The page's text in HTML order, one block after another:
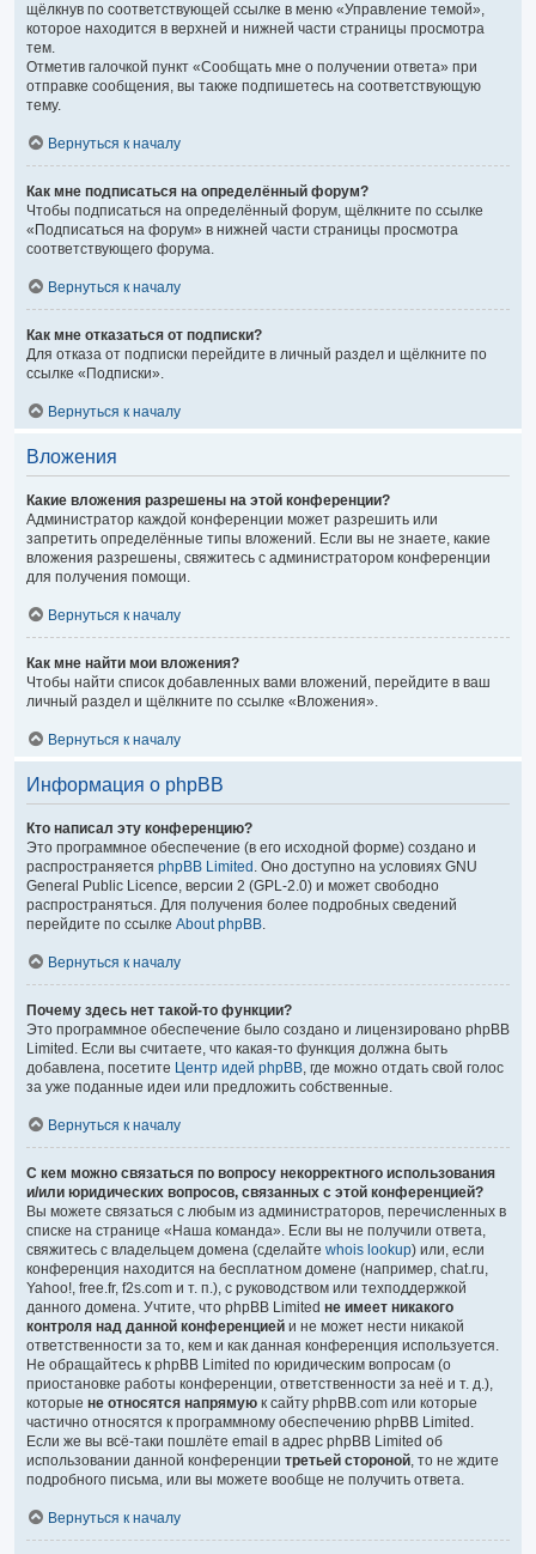
щёлкнув по соответствующей ссылке в меню «Управление темой»,
которое находится в верхней и нижней части страницы просмотра
тем.
Отметив галочкой пункт «Сообщать мне о получении ответа» при
отправке сообщения, вы также подпишетесь на соответствующую
тему.
Вернуться к началу
Как мне подписаться на определённый форум?
Чтобы подписаться на определённый форум, щёлкните по ссылке
«Подписаться на форум» в нижней части страницы просмотра
соответствующего форума.
Вернуться к началу
Как мне отказаться от подписки?
Для отказа от подписки перейдите в личный раздел и щёлкните по
ссылке «Подписки».
Вернуться к началу
Вложения
Какие вложения разрешены на этой конференции?
Администратор каждой конференции может разрешить или
запретить определённые типы вложений. Если вы не знаете, какие
вложения разрешены, свяжитесь с администратором конференции
для получения помощи.
Вернуться к началу
Как мне найти мои вложения?
Чтобы найти список добавленных вами вложений, перейдите в ваш
личный раздел и щёлкните по ссылке «Вложения».
Вернуться к началу
Информация о phpBB
Кто написал эту конференцию?
Это программное обеспечение (в его исходной форме) создано и
распространяется phpBB Limited . Оно доступно на условиях GNU
General Public Licence, версии 2 (GPL-2.0) и может свободно
распространяться. Для получения более подробных сведений
перейдите по ссылке About phpBB.
Вернуться к началу
Почему здесь нет такой-то функции?
Это программное обеспечение было создано и лицензировано phpBB
Limited. Если вы считаете, что какая-то функция должна быть
добавлена, посетите Центр идей phpBB, где можно отдать свой голос
за уже поданные идеи или предложить собственные.
Вернуться к началу
С кем можно связаться по вопросу некорректного использования
и/или юридических вопросов, связанных с этой конференцией?
Вы можете связаться с любым из администраторов, перечисленных в
списке на странице «Наша команда». Если вы не получили ответа,
свяжитесь с владельцем домена (сделайте whois lookup) или, если
конференция находится на бесплатном домене (например, chat.ru,
Yahoo!, free.fr, f2s.com и т. п.), с руководством или техподдержкой
данного домена. Учтите, что phpBB Limited не имеет никакого
контроля над данной конференцией и не может нести никакой
ответственности за то, кем и как данная конференция используется.
Не обращайтесь к phpBB Limited по юридическим вопросам (о
приостановке работы конференции, ответственности за неё и т. д.),
которые не относятся напрямую к сайту phpBB.com или которые
частично относятся к программному обеспечению phpBB Limited.
Если же вы всё-таки пошлёте email в адрес phpBB Limited об
использовании данной конференции третьей стороной, то не ждите
подробного письма, или вы можете вообще не получить ответа.
Вернуться к началу